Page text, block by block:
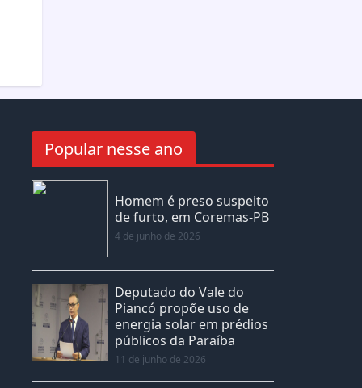
Popular nesse ano
Homem é preso suspeito
de furto, em Coremas-PB
4 de junho de 2026
Deputado do Vale do
Piancó propõe uso de
energia solar em prédios
públicos da Paraíba
11 de junho de 2026